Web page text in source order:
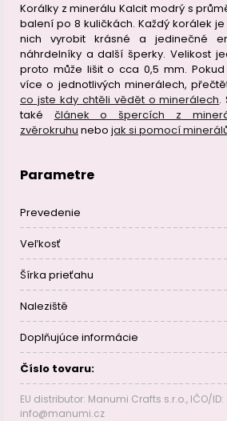
Korálky z minerálu Kalcit modrý s
balení po 8 kuličkách. Každý korálek
nich vyrobit krásné a jedinečné
náhrdelníky a další šperky. Velikost
proto může lišit o cca 0,5 mm.
více o jednotlivých minerálech,
co jste kdy chtěli vědět o minerálech.
také článek o špercích z
zvěrokruhu nebo jak si pomocí
Parametre
Prevedenie
Veľkosť
Šírka prieťahu
Naleziště
Doplňujúce informácie
Číslo tovaru:
EU distributor: Manumi Crafts s.r.o., IČO/
info@manumi.cz